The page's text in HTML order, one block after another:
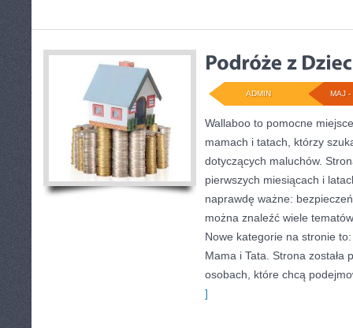
MAJ -
ADMIN
Wallaboo to pomocne
mamach i tatach, którzy
dotyczących maluchów.
pierwszych miesiącach i
naprawdę ważne:
można znaleźć wiele
Nowe kategorie na stronie
Mama i Tata. Strona została
osobach, które chcą
]